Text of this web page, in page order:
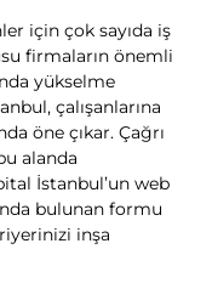
için çok sayıda iş
firmaların önemli
yükselme
çalışanlarına
öne çıkar. Çağrı
alanda
İstanbul’un web
bulunan formu
inşa